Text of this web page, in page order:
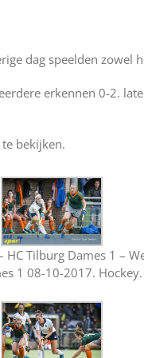
dag speelden zowel
erkennen 0-2.
bekijken.
HC Tilburg Dames 1 –
1 08-10-2017. Hockey.